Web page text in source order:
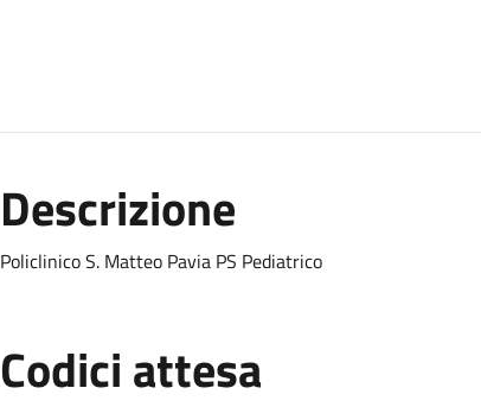
Descrizione
Policlinico S. Matteo Pavia PS Pediatrico
Codici attesa